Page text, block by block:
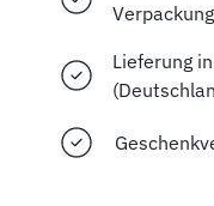
Verpackung
Lieferung